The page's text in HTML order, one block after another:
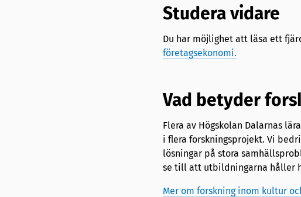
Studera vidare
Du har möjlighet att läsa ett
företagsekonomi.
Vad betyder
Flera av Högskolan Dalarnas
i flera forskningsprojekt. Vi
lösningar på stora
se till att utbildningarna håller
Mer om forskning inom kultur